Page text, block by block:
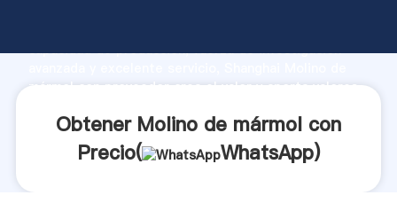
capacidad de producción, fuerza de investigación
mármol con proveedor crea el valor y aporta valores
Obtener Molino de mármol con
Precio(
WhatsApp)